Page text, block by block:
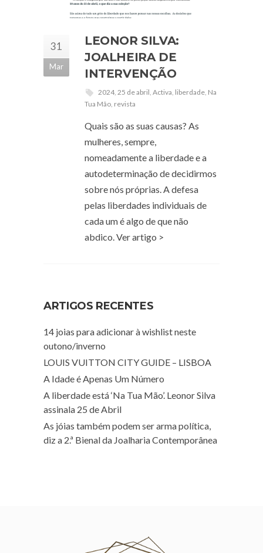
31
Mar
LEONOR SILVA:
JOALHEIRA DE
INTERVENÇÃO
2024, 25 de abril, Activa, liberdade, Na
Tua Mão, revista
Quais são as suas causas? As
mulheres, sempre,
nomeadamente a liberdade e a
autodeterminação de decidirmos
sobre nós próprias. A defesa
pelas liberdades individuais de
cada um é algo de que não
abdico. Ver artigo >
ARTIGOS RECENTES
14 joias para adicionar à wishlist neste
outono/inverno
LOUIS VUITTON CITY GUIDE – LISBOA
A Idade é Apenas Um Número
A liberdade está ‘Na Tua Mão’. Leonor Silva
assinala 25 de Abril
As jóias também podem ser arma política,
diz a 2.ª Bienal da Joalharia Contemporânea